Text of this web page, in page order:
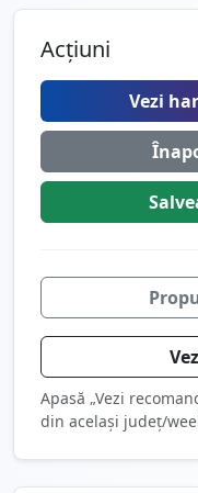
Acțiuni
Vezi
Apasă „Vezi
din același județ/